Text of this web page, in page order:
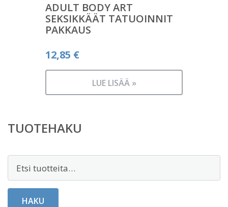
ADULT BODY ART
SEKSIKKÄÄT TATUOINNIT
PAKKAUS
12,85 €
LUE LISÄÄ »
TUOTEHAKU
HAKU